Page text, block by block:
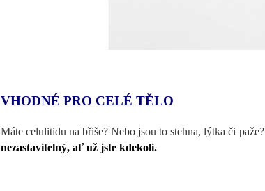
VHODNÉ PRO CELÉ TĚLO
Máte celulitidu na břiše? Nebo jsou to stehna, lýtka či paže?
nezastavitelný, ať už jste kdekoli.